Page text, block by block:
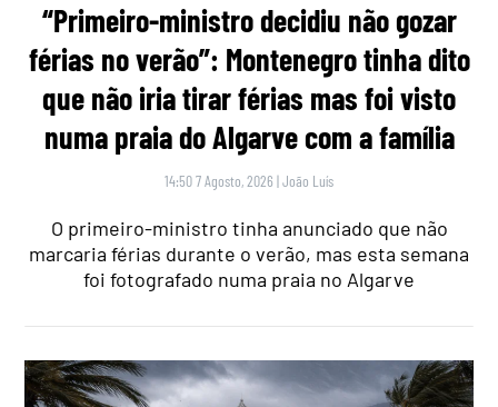
“Primeiro-ministro decidiu não gozar
férias no verão”: Montenegro tinha dito
que não iria tirar férias mas foi visto
numa praia do Algarve com a família
14:50 7 Agosto, 2026 |João Luís
O primeiro-ministro tinha anunciado que não
marcaria férias durante o verão, mas esta semana
foi fotografado numa praia no Algarve